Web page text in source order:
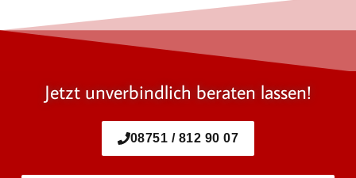
Jetzt unverbindlich beraten lassen!
08751 / 812 90 07